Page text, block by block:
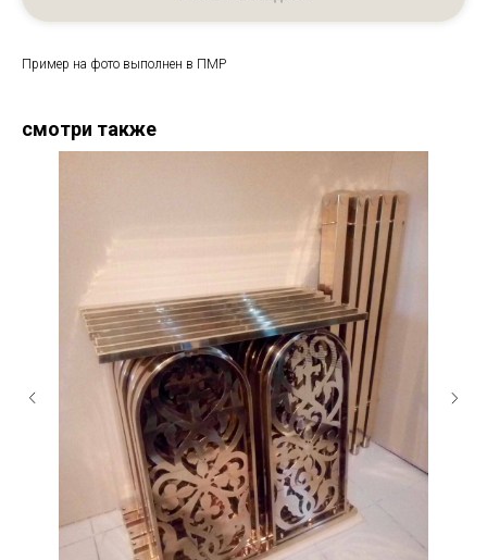
Пример на фото выполнен в ПМР
смотри также